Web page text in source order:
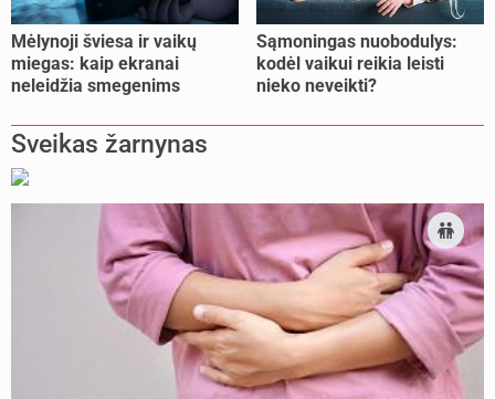
Mėlynoji šviesa ir vaikų
miegas: kaip ekranai
neleidžia smegenims
Sąmoningas nuobodulys:
kodėl vaikui reikia leisti
nieko neveikti?
Sveikas žarnynas